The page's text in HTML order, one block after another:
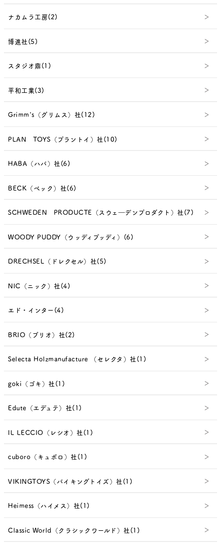
ナカムラ工房(2)
博進社(5)
スタジオ鼎(1)
平和工業(3)
Grimm's（グリムス）社(12)
PLAN TOYS（プラントイ）社(10)
HABA（ハバ）社(6)
BECK（ベック）社(6)
SCHWEDEN PRODUCTE（スウェ―デンプロダクト）社(7)
WOODY PUDDY（ウッディプッディ）(6)
DRECHSEL（ドレクセル）社(5)
NIC（ニック）社(4)
エド・インター(4)
BRIO（ブリオ）社(2)
Selecta Holzmanufacture （セレクタ）社(1)
goki（ゴキ）社(1)
Edute（エデュテ）社(1)
IL LECCIO（レシオ）社(1)
cuboro（キュボロ）社(1)
VIKINGTOYS（バイキングトイズ）社(1)
Heimess（ハイメス）社(1)
Classic World（クラシックワールド）社(1)